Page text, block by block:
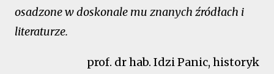
osadzone w doskonale mu znanych źródłach i
literaturze.
prof. dr hab. Idzi Panic, historyk